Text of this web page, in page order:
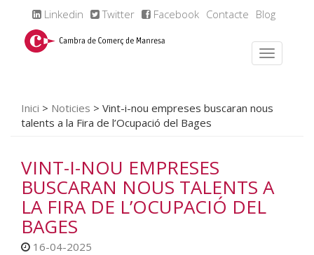
Linkedin Twitter Facebook Contacte Blog
Inici > Noticies > Vint-i-nou empreses buscaran nous
talents a la Fira de l’Ocupació del Bages
VINT-I-NOU EMPRESES
BUSCARAN NOUS TALENTS A
LA FIRA DE L’OCUPACIÓ DEL
BAGES
16-04-2025